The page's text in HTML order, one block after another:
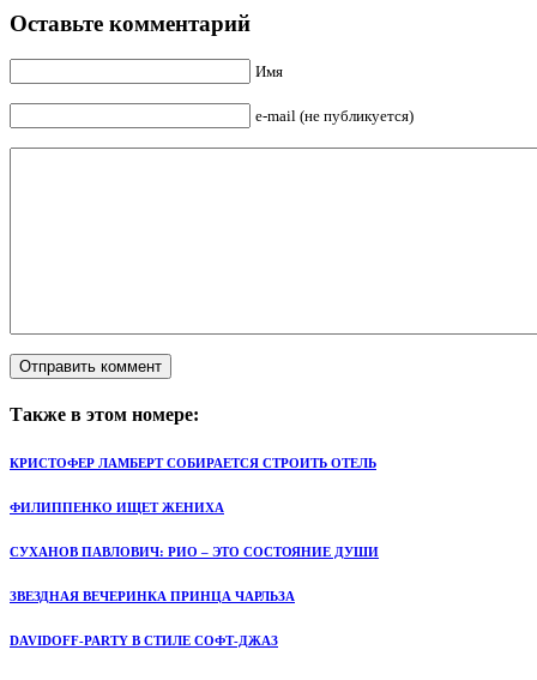
Оставьте комментарий
Имя
e-mail (не публикуется)
Также в этом номере:
КРИСТОФЕР ЛАМБЕРТ СОБИРАЕТСЯ СТРОИТЬ ОТЕЛЬ
ФИЛИППЕНКО ИЩЕТ ЖЕНИХА
СУХАНОВ ПАВЛОВИЧ: РИО – ЭТО СОСТОЯНИЕ ДУШИ
ЗВЕЗДНАЯ ВЕЧЕРИНКА ПРИНЦА ЧАРЛЬЗА
DAVIDOFF-PARTY В СТИЛЕ СОФТ-ДЖАЗ